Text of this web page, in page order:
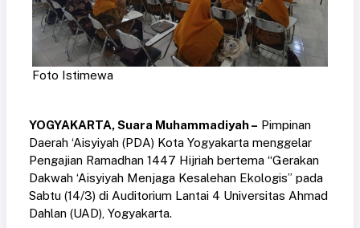
Foto Istimewa
YOGYAKARTA, Suara Muhammadiyah – Pimpinan
Daerah ‘Aisyiyah (PDA) Kota Yogyakarta menggelar
Pengajian Ramadhan 1447 Hijriah bertema “Gerakan
Dakwah ‘Aisyiyah Menjaga Kesalehan Ekologis” pada
Sabtu (14/3) di Auditorium Lantai 4 Universitas Ahmad
Dahlan (UAD), Yogyakarta.